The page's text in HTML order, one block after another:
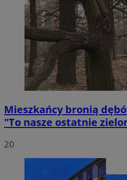
Mieszkańcy bronią
"To nasze ostatnie
20